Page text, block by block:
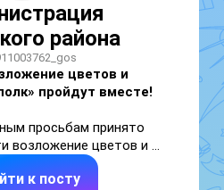
района
цветов и
просьбам принято
возложение цветов и
полка» единой
к посту